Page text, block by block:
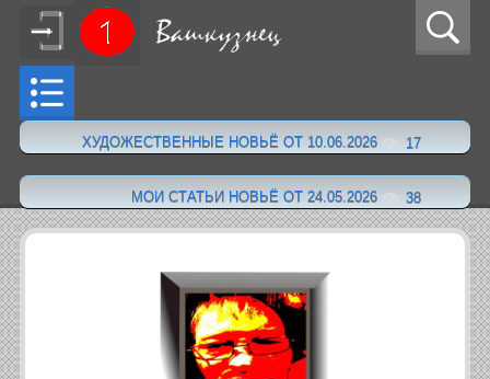
ХУДОЖЕСТВЕННЫЕ НОВЬЁ ОТ 10.06.2026 17
МОИ СТАТЬИ НОВЬЁ ОТ 24.05.2026 38